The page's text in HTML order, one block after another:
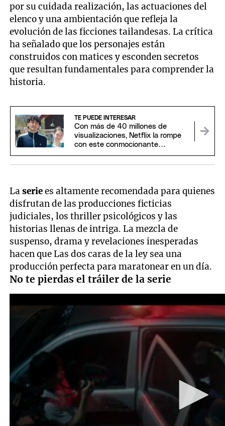
por su cuidada realización, las actuaciones del
elenco y una ambientación que refleja la
evolución de las ficciones tailandesas. La crítica
ha señalado que los personajes están
construidos con matices y esconden secretos
que resultan fundamentales para comprender la
historia.
TE PUEDE INTERESAR
Con más de 40 millones de
visualizaciones, Netflix la rompe
con este conmocionante
Laseriees altamente recomendada para quienes
disfrutan de las producciones ficticias
judiciales, los thriller psicológicos y las
historias llenas de intriga. La mezcla de
suspenso, drama y revelaciones inesperadas
hacen que Las dos caras de la ley sea una
producción perfecta para maratonear en un día.
No te pierdas el tráiler de la serie